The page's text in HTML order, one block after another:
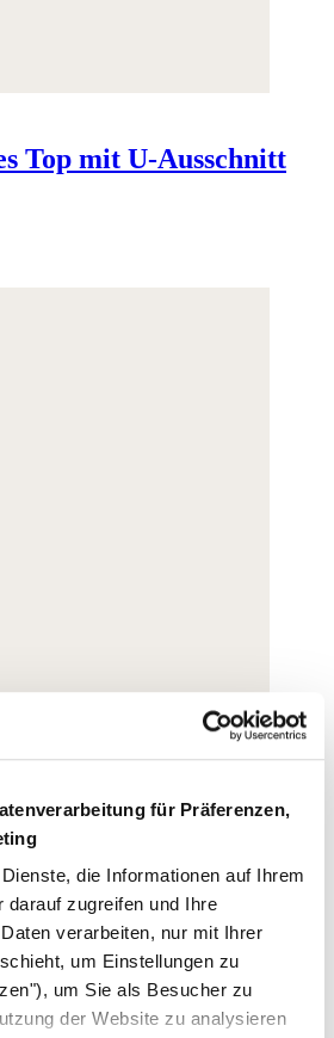
für Präferenzen,
die Informationen auf Ihrem
darauf zugreifen und Ihre
verarbeiten, nur mit Ihrer
um Einstellungen zu
um Sie als Besucher zu
der Website zu analysieren
Top mit U-Ausschnitt
gekreuzter Front